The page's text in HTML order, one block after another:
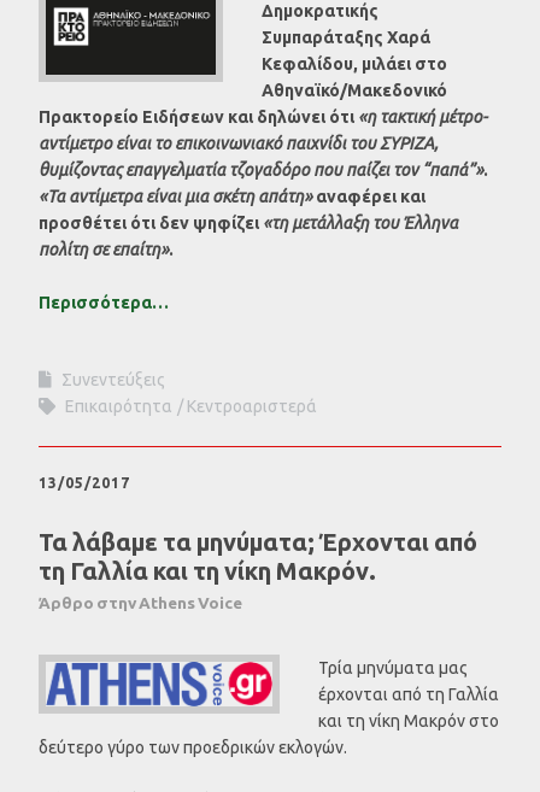
Δημοκρατικής
Συμπαράταξης Χαρά
Κεφαλίδου, μιλάει στο
Αθηναϊκό/Μακεδονικό
Πρακτορείο Ειδήσεων και δηλώνει ότι «η τακτική μέτρο-
αντίμετρο είναι το επικοινωνιακό παιχνίδι του ΣΥΡΙΖΑ,
θυμίζοντας επαγγελματία τζογαδόρο που παίζει τον “παπά”».
«Τα αντίμετρα είναι μια σκέτη απάτη»αναφέρει και
προσθέτει ότι δεν ψηφίζει «τη μετάλλαξη του Έλληνα
πολίτη σε επαίτη».
Περισσότερα…
Συνεντεύξεις
Επικαιρότητα
Κεντροαριστερά
13/05/2017
Τα λάβαμε τα μηνύματα; Έρχονται από
τη Γαλλία και τη νίκη Μακρόν.
Άρθρο στην Athens Voice
Τρία μηνύματα μας
έρχονται από τη Γαλλία
και τη νίκη Μακρόν στο
δεύτερο γύρο των προεδρικών εκλογών.